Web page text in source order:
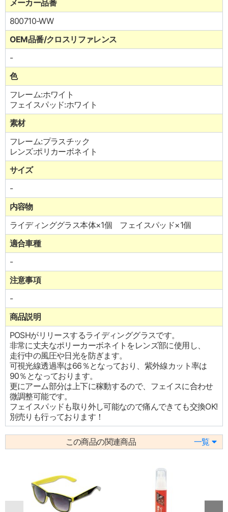
メーカー品番
800710-WW
OEM品番/クロスリファレンス
-
色
フレーム:ホワイト
フェイスパッド:ホワイト
素材
フレーム:プラスチック
レンズ:ポリカーボネイト
サイズ
-
内容物
ライディンググラス本体×1個 フェイスパッド×1個
適合車種
-
注意事項
-
商品説明
POSHがリリースするライディンググラスです。
非常に丈夫なポリーカーボネイトをレンズ部に使用し、
走行中の風圧や日光を防ぎます。
可視光線透過率は66％となっており、紫外線カット率は
90％となっております。
更にアーム部分は上下に稼動するので、フェイスに合わせ
微調整可能です。
フェイスパッドも取り外し可能なので痛んできても交換OK!
別売りも行っております！
この商品の関連商品 一覧